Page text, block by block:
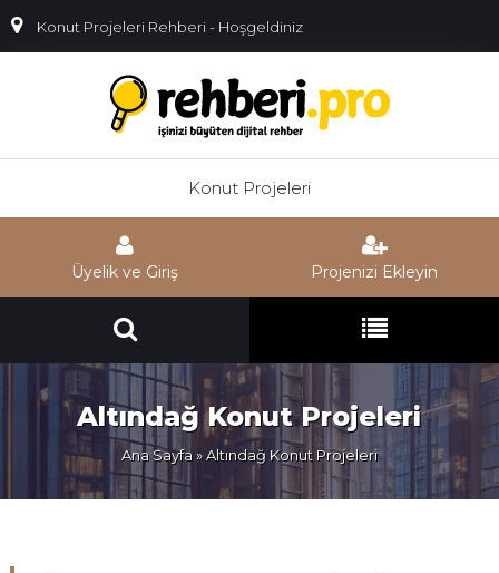
Konut Projeleri Rehberi - Hoşgeldiniz
Konut Projeleri
Üyelik ve Giriş Projenizi Ekleyin
Altındağ Konut Projeleri
Ana Sayfa» Altındağ Konut Projeleri